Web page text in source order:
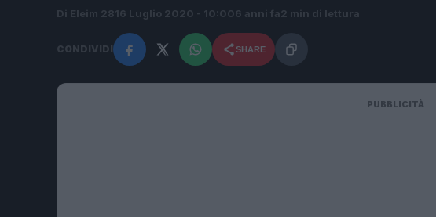
Di Eleim 28 16 Luglio 2020 - 10:006 anni fa2 min di lettura
CONDIVIDI SHARE
PUBBLICITÀ